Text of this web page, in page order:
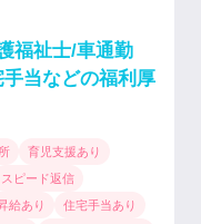
福祉士/車通勤
当などの福利厚
育児支援あり
スピード返信
給あり
住宅手当あり